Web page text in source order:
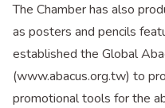
The Chamber has also
as posters and pencils
established the Global
(www.abacus.org.tw) to
promotional tools for the